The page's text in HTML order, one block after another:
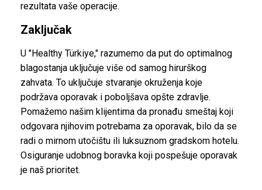
rezultata vaše operacije.
Zaključak
U "Healthy Türkiye," razumemo da put do optimalnog
blagostanja uključuje više od samog hirurškog
zahvata. To uključuje stvaranje okruženja koje
podržava oporavak i poboljšava opšte zdravlje.
Pomažemo našim klijentima da pronađu smeštaj koji
odgovara njihovim potrebama za oporavak, bilo da se
radi o mirnom utočištu ili luksuznom gradskom hotelu.
Osiguranje udobnog boravka koji pospešuje oporavak
je naš prioritet.